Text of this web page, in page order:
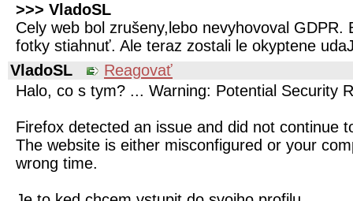
>>> VladoSL
Cely web bol zrušeny,lebo nevyhovoval GDPR.
fotky stiahnuť. Ale teraz zostali le okyptene
VladoSL
Reagovať
Halo, co s tym? ... Warning: Potential Security
Firefox detected an issue and did not continue
The website is either misconfigured or your
wrong time.